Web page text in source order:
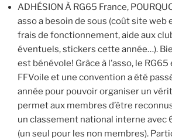
ADHÉSION À RG65 France,
asso a besoin de sous (coût site web
frais de fonctionnement, aide aux
éventuels, stickers cette année…).
est bénévole! Grâce à l’asso, le
FFVoile et une convention a été
année pour pouvoir organiser un
permet aux membres d’être
un classement national interne avec
(un seul pour les non membres).